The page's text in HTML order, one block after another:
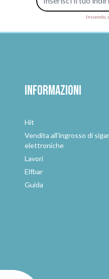
Inviando,
Informazioni
Hit
Vendita all'ingrosso di
elettroniche
Lavori
Elfbar
Guida